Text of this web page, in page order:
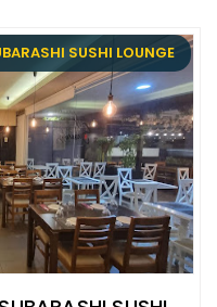
SUSHI LOUNGE